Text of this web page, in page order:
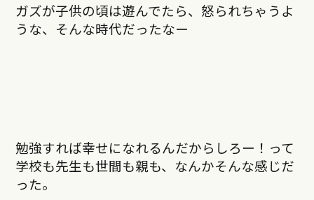
ガズが子供の頃は遊んでたら、怒られちゃうよ
うな、そんな時代だったなー
勉強すれば幸せになれるんだからしろー！って
学校も先生も世間も親も、なんかそんな感じだ
った。